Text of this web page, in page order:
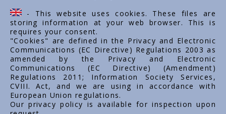
Contacts
Career
- This website uses cookies. These files are
storing information at your web browser. This is
requires your consent.
"Cookies" are defined in the Privacy and Electronic
Communications (EC Directive) Regulations 2003 as
amended by the Privacy and Electronic
Communications (EC Directive) (Amendment)
Regulations 2011; Information Society Services,
CVIII. Act, and we are using in accordance with
European Union regulations.
Our privacy policy is available for inspection upon